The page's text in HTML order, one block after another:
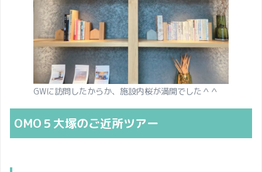
GWに訪問したからか、施設内桜が満開でした＾＾
OMO５大塚のご近所ツアー